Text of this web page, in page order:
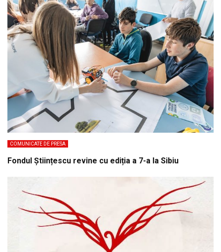
COMUNICATE DE PRESA
Fondul Științescu revine cu ediția a 7-a la Sibiu